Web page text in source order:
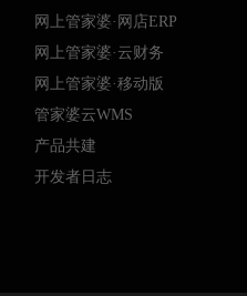
网上管家婆·网店ERP
网上管家婆·云财务
网上管家婆·移动版
管家婆云WMS
产品共建
开发者日志